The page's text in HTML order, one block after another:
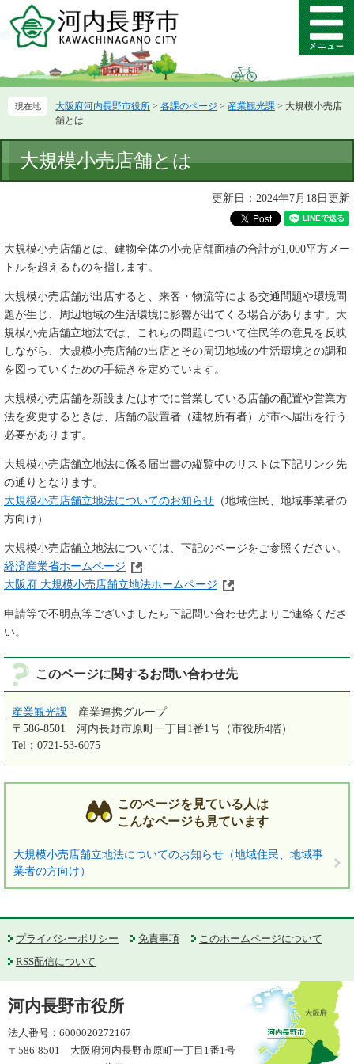
ー
先
ニ
を
て
メ
ニ
ー
大阪府河内長野市役所 > 各課のページ > 産業観光課 > 大規模小売店
舗とは
文
大規模小売店舗とは
更新日：2024年7月18日更新
大規模小売店舗とは、建物全体の小売店舗面積の合計が1,000平方メー
トルを超えるものを指します。
大規模小売店舗が出店すると、来客・物流等による交通問題や環境問
題が生じ、周辺地域の生活環境に影響が出てくる場合があります。大
規模小売店舗立地法では、これらの問題について住民等の意見を反映
しながら、大規模小売店舗の出店とその周辺地域の生活環境との調和
を図っていくための手続きを定めています。
大規模小売店舗を新設またはすでに営業している店舗の配置や営業方
法を変更するときは、店舗の設置者（建物所有者）が市へ届出を行う
必要があります。
大規模小売店舗立地法に係る届出書の縦覧中のリストは下記リンク先
の通りとなります。
大規模小売店舗立地法についてのお知らせ （地域住民、地域事業者の
方向け）
大規模小売店舗立地法については、下記のページをご参照ください。
経済産業省ホームページ
大阪府 大規模小売店舗立地法ホームページ
申請等で不明点等ございましたら下記問い合わせ先よりご連絡くださ
い。
このページに関するお問い合わせ先
産業観光課
産業連携グループ
〒586-8501
河内長野市原町一丁目1番1号（市役所4階）
Tel：0721-53-6075
このページを見ている人は
こんなページも見ています
大規模小売店舗立地法についてのお知らせ（地域住民、地域事
業者の方向け）
プライバシーポリシー 免責事項
このホームページについて
RSS配信について
河内長野市役所
法人番号：6000020272167
〒586-8501 大阪府河内長野市原町一丁目1番1号